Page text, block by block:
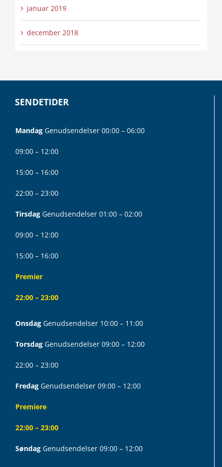
januar 2019
december 2018
SENDETIDER
Mandag Genudsendelser 00:00 – 06:00
09:00 – 12:00
15:00 – 16:00
22:00 – 23:00
Tirsdag Genudsendelser 01:00 – 02:00
09:00 – 12:00
15:00 – 16:00
Premier
22:00 – 23:00
Onsdag Genudsendelser 10:00 – 11:00
Torsdag Genudsendelser 09:00 – 12:00
22:00 – 23:00
Fredag Genudsendelser 09:00 – 12:00
Premiere
22:00 – 23:00
Søndag Genudsendelser 09:00 – 12:00